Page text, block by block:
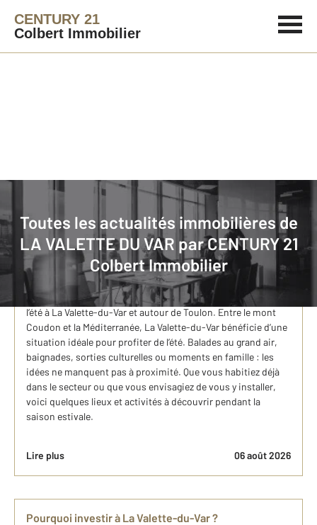
CENTURY 21
Colbert Immobilier
Toutes les actualités immobilières de
LA VALETTE DU VAR parCENTURY 21
Colbert Immobilier
Actualités immobilières à LA VALETTE DU VAR
Où profiter de l’été à La Valette-du-Var et aux
alentours ?
Jardin de Baudouvin, balades, animations et bonnes
adresses : découvrez nos idées pour profiter pleinement de
l’été à La Valette-du-Var et autour de Toulon. Entre le mont
Coudon et la Méditerranée, La Valette-du-Var bénéficie d’une
situation idéale pour profiter de l’été. Balades au grand air,
baignades, sorties culturelles ou moments en famille : les
idées ne manquent pas à proximité. Que vous habitiez déjà
dans le secteur ou que vous envisagiez de vous y installer,
voici quelques lieux et activités à découvrir pendant la
saison estivale.
Lire plus 06 août 2026
Pourquoi investir à La Valette-du-Var ?